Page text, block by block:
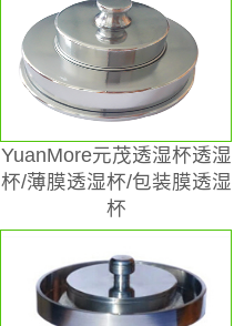
YuanMore元茂透湿杯透湿
杯/薄膜透湿杯/包装膜透湿
杯